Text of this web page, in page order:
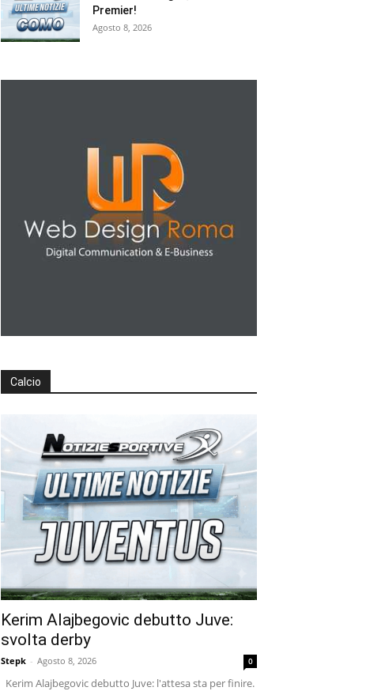
Premier!
Agosto 8, 2026
Calcio
Kerim Alajbegovic debutto Juve:
svolta derby
Stepk - Agosto 8, 2026 0
Kerim Alajbegovic debutto Juve: l'attesa sta per finire.